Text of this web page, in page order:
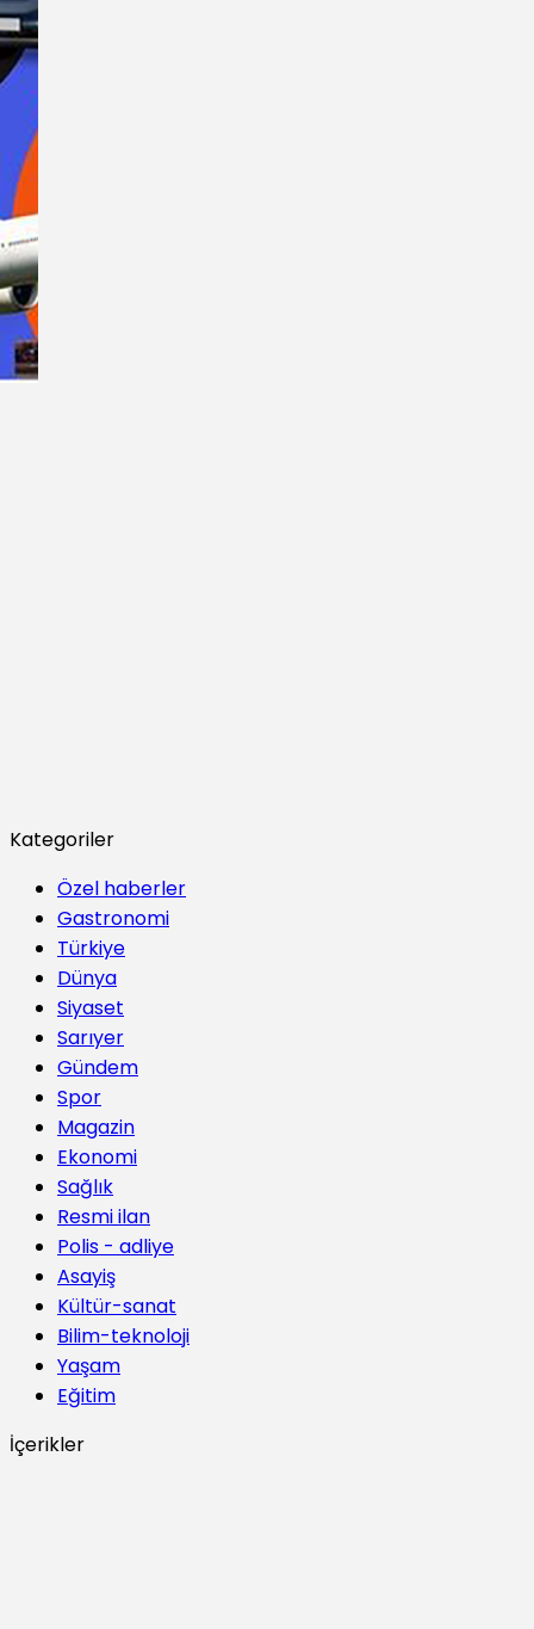
Kategoriler
Özel haberler
Gastronomi
Türkiye
Dünya
Siyaset
Sarıyer
Gündem
Spor
Magazin
Ekonomi
Sağlık
Resmi ilan
Polis - adliye
Asayiş
Kültür-sanat
Bilim-teknoloji
Yaşam
Eğitim
İçerikler